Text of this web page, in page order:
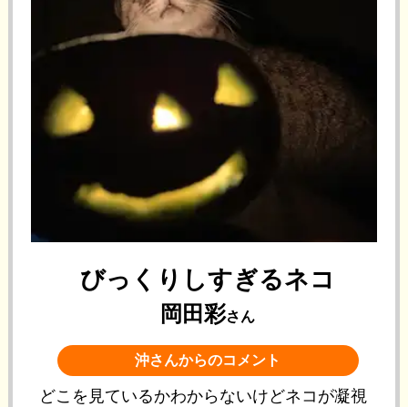
びっくりしすぎるネコ
岡田彩さん
沖さんからのコメント
どこを見ているかわからないけどネコが凝視